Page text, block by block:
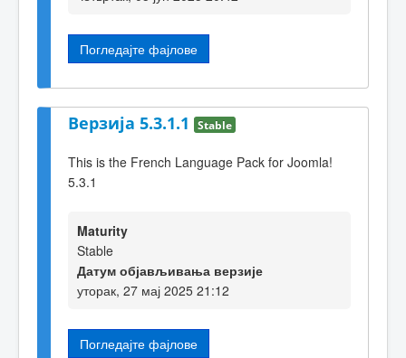
Погледајте фајлове
Верзија 5.3.1.1 Stable
This is the French Language Pack for Joomla!
5.3.1
Maturity
Stable
Датум објављивања верзије
уторак, 27 мај 2025 21:12
Погледајте фајлове